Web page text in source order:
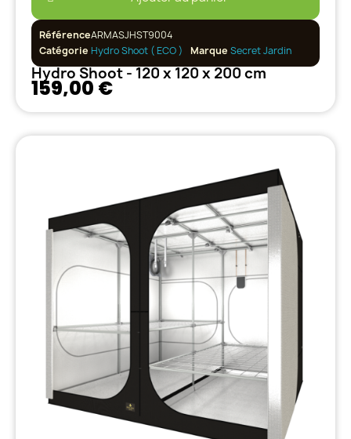
RéférenceARMASJHST9004
Catégorie Hydro Shoot ( ECO ) Marque Secret Jardin
Hydro Shoot - 120 x 120 x 200 cm
159,00 €